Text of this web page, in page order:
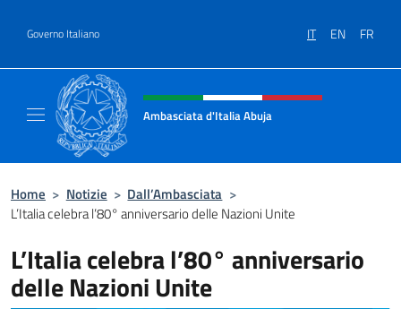
Governo Italiano IT EN FR
Intestazione sito, social e menù
Ambasciata d'Italia Abuja
Home > Notizie > Dall’Ambasciata >
L’Italia celebra l’80° anniversario delle Nazioni Unite
L’Italia celebra l’80° anniversario
delle Nazioni Unite